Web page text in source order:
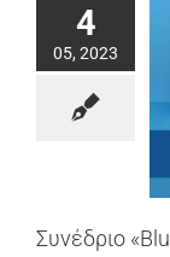
4
05, 2023
Συνέδριο